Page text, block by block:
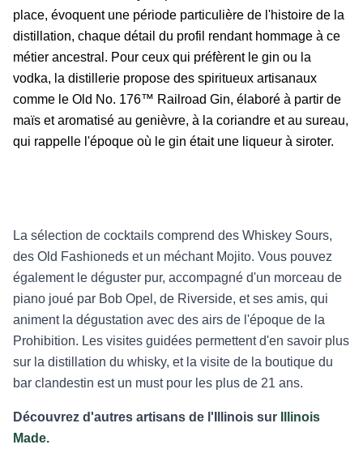
place, évoquent une période particulière de l'histoire de la
distillation, chaque détail du profil rendant hommage à ce
métier ancestral. Pour ceux qui préfèrent le gin ou la
vodka, la distillerie propose des spiritueux artisanaux
comme le Old No. 176™ Railroad Gin, élaboré à partir de
maïs et aromatisé au genièvre, à la coriandre et au sureau,
qui rappelle l'époque où le gin était une liqueur à siroter.
La sélection de cocktails comprend des Whiskey Sours,
des Old Fashioneds et un méchant Mojito. Vous pouvez
également le déguster pur, accompagné d'un morceau de
piano joué par Bob Opel, de Riverside, et ses amis, qui
animent la dégustation avec des airs de l'époque de la
Prohibition. Les visites guidées permettent d'en savoir plus
sur la distillation du whisky, et la visite de la boutique du
bar clandestin est un must pour les plus de 21 ans.
Découvrez d'autres artisans de l'Illinois sur
Illinois
Made.